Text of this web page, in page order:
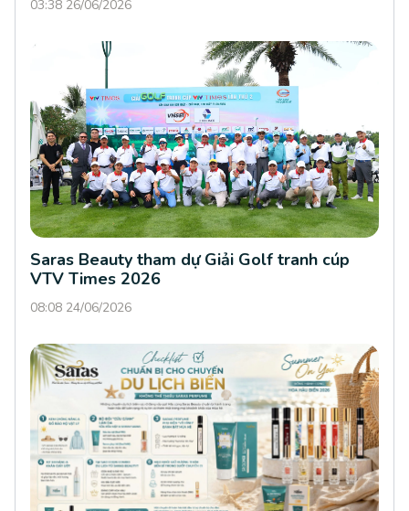
03:38 26/06/2026
Saras Beauty tham dự Giải Golf tranh cúp
VTV Times 2026
08:08 24/06/2026